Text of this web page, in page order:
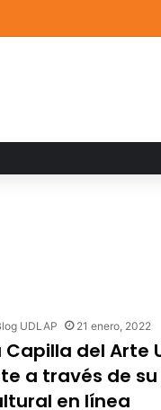
destacan en el MUTVI
UDLAP 21 enero, 2022
Capilla del Arte
a través de
en línea